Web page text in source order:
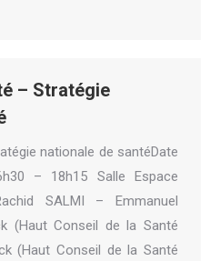
– Stratégie
nationale de santéDate
– 18h15 Salle Espace
SALMI – Emmanuel
(Haut Conseil de la Santé
(Haut Conseil de la Santé